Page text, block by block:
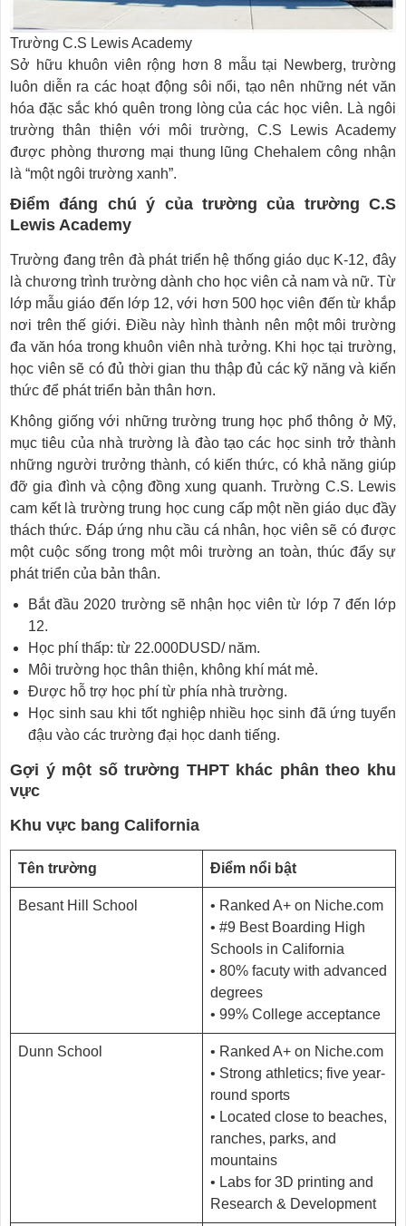
Trường C.S Lewis Academy
Sở hữu khuôn viên rộng hơn 8 mẫu tại Newberg, trường
luôn diễn ra các hoạt động sôi nổi, tạo nên những nét văn
hóa đặc sắc khó quên trong lòng của các học viên. Là ngôi
trường thân thiện với môi trường, C.S Lewis Academy
được phòng thương mại thung lũng Chehalem công nhận
là “một ngôi trường xanh”.
Điểm đáng chú ý của trường của trường C.S
Lewis Academy
Trường đang trên đà phát triển hệ thống giáo dục K-12, đây
là chương trình trường dành cho học viên cả nam và nữ. Từ
lớp mẫu giáo đến lớp 12, với hơn 500 học viên đến từ khắp
nơi trên thế giới. Điều này hình thành nên một môi trường
đa văn hóa trong khuôn viên nhà tưởng. Khi học tại trường,
học viên sẽ có đủ thời gian thu thập đủ các kỹ năng và kiến
thức để phát triển bản thân hơn.
Không giống với những trường trung học phổ thông ở Mỹ,
mục tiêu của nhà trường là đào tạo các học sinh trở thành
những người trưởng thành, có kiến thức, có khả năng giúp
đỡ gia đình và cộng đồng xung quanh. Trường C.S. Lewis
cam kết là trường trung học cung cấp một nền giáo dục đầy
thách thức. Đáp ứng nhu cầu cá nhân, học viên sẽ có được
một cuộc sống trong một môi trường an toàn, thúc đẩy sự
phát triển của bản thân.
Bắt đầu 2020 trường sẽ nhận học viên từ lớp 7 đến lớp
12.
Học phí thấp: từ 22.000DUSD/ năm.
Môi trường học thân thiện, không khí mát mẻ.
Được hỗ trợ học phí từ phía nhà trường.
Học sinh sau khi tốt nghiệp nhiều học sinh đã ứng tuyển
đậu vào các trường đại học danh tiếng.
Gợi ý một số trường THPT khác phân theo khu
vực
Khu vực bang California
Tên trường Điểm nổi bật
Besant Hill School
• Ranked A+ on Niche.com
• #9 Best Boarding High
Schools in California
• 80% facuty with advanced
degrees
• 99% College acceptance
Dunn School
• Ranked A+ on Niche.com
• Strong athletics; five year-
round sports
• Located close to beaches,
ranches, parks, and
mountains
• Labs for 3D printing and
Research & Development